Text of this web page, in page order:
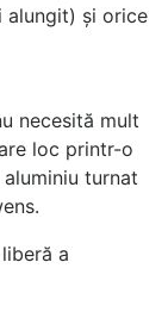
alungit) și orice
necesită mult
loc printr-o
turnat
a